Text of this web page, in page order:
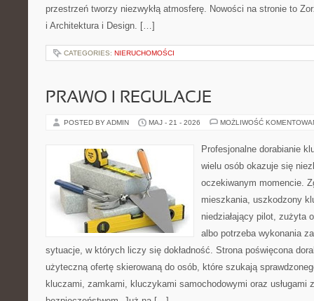
przestrzeń tworzy niezwykłą atmosferę. Nowości na stronie to
i Architektura i Design. […]
CATEGORIES: NIERUCHOMOŚCI
PRAWO I REGULACJE
POSTED BY ADMIN MAJ - 21 - 2026 MOŻLIWOŚĆ
Profesjonalne dorabianie
wielu osób okazuje się
oczekiwanym momencie.
mieszkania, uszkodzony
niedziałający pilot, zużyta
albo potrzeba wykonania
sytuacje, w których liczy się dokładność. Strona poświęcona
użyteczną ofertę skierowaną do osób, które szukają
kluczami, zamkami, kluczykami samochodowymi oraz usługami